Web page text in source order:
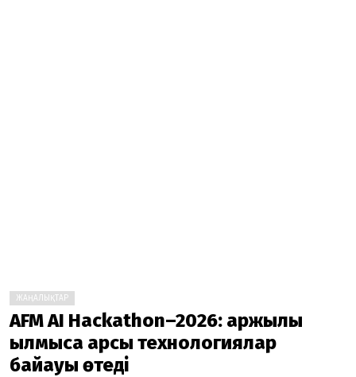
ЖАҢАЛЫҚТАР
AFM AI Hackathon–2026: қаржылық
қылмысқа қарсы технологиялар
байқауы өтеді